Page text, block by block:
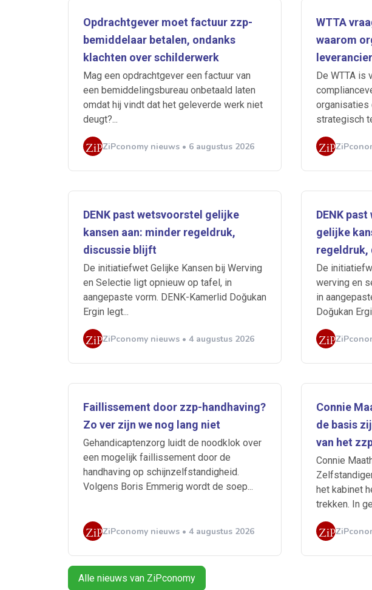
Opdrachtgever moet factuur zzp-
bemiddelaar betalen, ondanks
klachten over schilderwerk
Mag een opdrachtgever een factuur van
een bemiddelingsbureau onbetaald laten
omdat hij vindt dat het geleverde werk niet
deugt?...
ZiPconomy nieuws • 6 augustus 2026
WTTA
waarom
De WTTA is
organisaties
strategisch
DENK past wetsvoorstel gelijke
kansen aan: minder regeldruk,
discussie blijft
De initiatiefwet Gelijke Kansen bij Werving
en Selectie ligt opnieuw op tafel, in
aangepaste vorm. DENK-Kamerlid Doğukan
Ergin legt...
ZiPconomy nieuws • 4 augustus 2026
DENK
gelijke
regeldruk,
De
werving en
in
Doğukan
Faillissement door zzp-handhaving?
Zo ver zijn we nog lang niet
Gehandicaptenzorg luidt de noodklok over
een mogelijk faillissement door de
handhaving op schijnzelfstandigheid.
Volgens Boris Emmerig wordt de soep...
ZiPconomy nieuws • 4 augustus 2026
Connie
de basis
van het
Connie
het kabinet
trekken. In
Alle nieuws van ZiPconomy
Ontvang vacatures direct in je mailbox
Alerts ontvangen
Normering Arbeid
ZiPconomy